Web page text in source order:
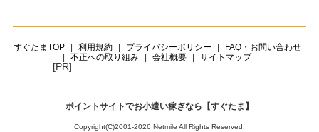
すぐたまTOP 利用規約 プライバシーポリシー
FAQ・お問い合わせ
不正への取り組み
会社概要 サイトマップ
[PR]
ポイントサイトでお小遣い稼ぎなら【すぐたま】
Copyright(C)2001-2026 Netmile All Rights Reserved.